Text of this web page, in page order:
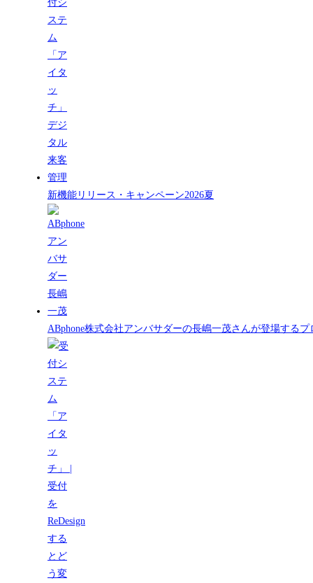
新機能リリース・キャンペーン2026夏
ABphone株式会社アンバサダーの長嶋一茂さんが登場する